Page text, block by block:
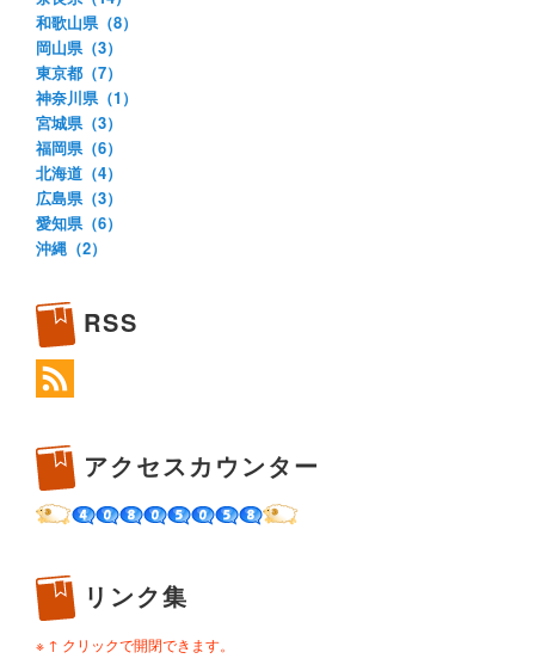
和歌山県（8）
岡山県（3）
東京都（7）
神奈川県（1）
宮城県（3）
福岡県（6）
北海道（4）
広島県（3）
愛知県（6）
沖縄（2）
RSS
アクセスカウンター
リンク集
※ ↑ クリックで開閉できます。